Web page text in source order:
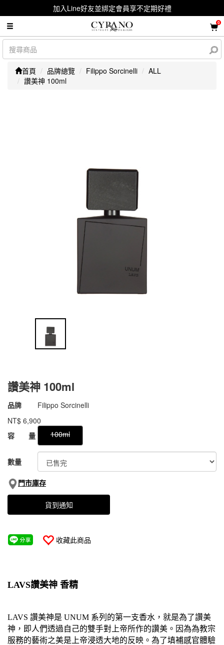
加入Line好友並綁定會員享不定期好禮
0
首頁 品牌總覽 Filippo Sorcinelli
ALL
讚美神 100ml
讚美神 100ml
商品代號 011dfs001
011dfs001
品牌
Filippo Sorcinelli
NT$ 6,900
GOODS000000000000005638437
容 量 100ml
數量
門市庫存
貨到通知
收藏此商品
LAVS讚美神 香精
LAVS 讚美神是 UNUM 系列的第一支香水，就是為了讚美
神，即人們透過自己的雙手對上帝所作的讚美。因為為教宗
服務的藝術之美是上帝浸透大地的反映。為了填補感官體驗